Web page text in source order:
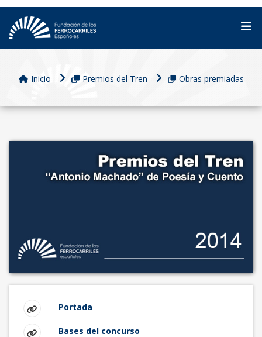
Inicio Premios del Tren Obras premiadas
Portada
Bases del concurso